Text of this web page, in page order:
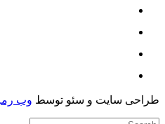
سایت و سئو توسطوب رمز